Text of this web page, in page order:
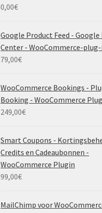
0,00€
Google Product Feed -
Center - WooCommerce-
79,00€
WooCommerce Bookings -
Booking - WooCommerce
249,00€
Smart Coupons -
Credits en Cadeaubonnen -
WooCommerce Plugin
99,00€
MailChimp voor